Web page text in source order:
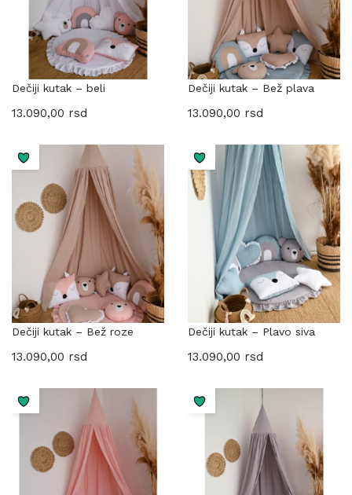
Dečiji kutak – beli
13.090,00 rsd
Dečiji kutak – Bež plava
13.090,00 rsd
Dečiji kutak – Bež roze
13.090,00 rsd
Dečiji kutak – Plavo siva
13.090,00 rsd